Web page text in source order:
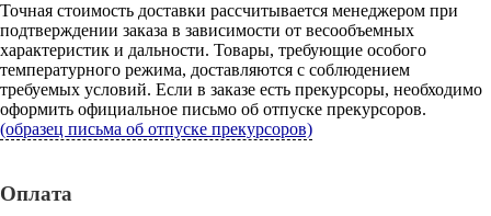
Точная стоимость доставки рассчитывается менеджером при
подтверждении заказа в зависимости от весообъемных
характеристик и дальности. Товары, требующие особого
температурного режима, доставляются с соблюдением
требуемых условий. Если в заказе есть прекурсоры, необходимо
оформить официальное письмо об отпуске прекурсоров.
(образец письма об отпуске прекурсоров)
Оплата